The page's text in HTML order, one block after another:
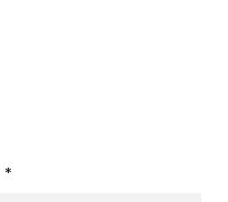
*